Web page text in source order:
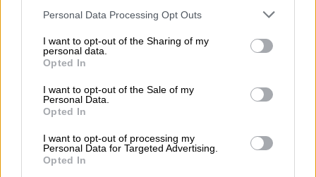
Please note that this website/app uses one or more Google
not limited to your visit or usage behaviour. You may click to
grant or deny consent to Google and its third-party tags to
use your data for below specified purposes in below Google
consent section.
Personal Data Processing Opt Outs
I want to opt-out of the Sharing of my
personal data.
Opted In
I want to opt-out of the Sale of my
Personal Data.
Opted In
I want to opt-out of processing my
Personal Data for Targeted Advertising.
Opted In